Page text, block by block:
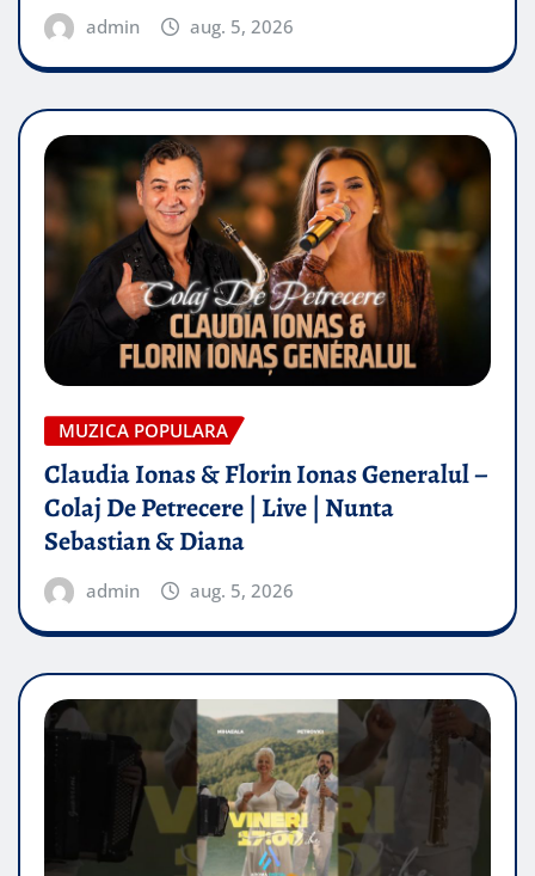
admin aug. 5, 2026
MUZICA POPULARA
Claudia Ionas & Florin Ionas Generalul –
Colaj De Petrecere | Live | Nunta
Sebastian & Diana
admin aug. 5, 2026